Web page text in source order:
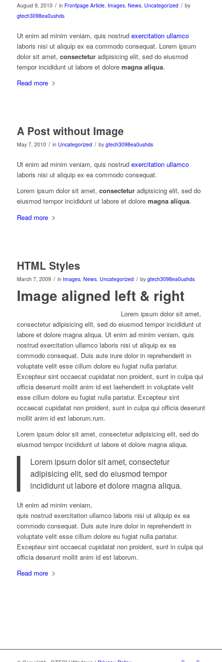
August 9, 2010 / in Frontpage Article, Images, News, Uncategorized / by
gtech3098ea0ushds
Ut enim ad minim veniam, quis nostrud exercitation ullamco
laboris nisi ut aliquip ex ea commodo consequat. Lorem ipsum
dolor sit amet, consecteturadipisicing elit, sed do eiusmod
tempor incididunt ut labore et dolore magna aliqua.
Read more
A Post without Image
May 7, 2010 / in Uncategorized / by gtech3098ea0ushds
Ut enim ad minim veniam, quis nostrud exercitation ullamco
laboris nisi ut aliquip ex ea commodo consequat.
Lorem ipsum dolor sit amet, consecteturadipisicing elit, sed do
eiusmod tempor incididunt ut labore et dolore magna aliqua.
Read more
HTML Styles
March 7, 2009 / in Images, News, Uncategorized / by gtech3098ea0ushds
Image aligned left & right
Lorem ipsum dolor sit amet,
consectetur adipisicing elit, sed do eiusmod tempor incididunt ut
labore et dolore magna aliqua. Ut enim ad minim veniam, quis
nostrud exercitation ullamco laboris nisi ut aliquip ex ea
commodo consequat. Duis aute irure dolor in reprehenderit in
voluptate velit esse cillum dolore eu fugiat nulla pariatur.
Excepteur sint occaecat cupidatat non proident, sunt in culpa qui
officia deserunt mollit anim id est laehenderit in voluptate velit
esse cillum dolore eu fugiat nulla pariatur. Excepteur sint
occaecat cupidatat non proident, sunt in culpa qui officia deserunt
mollit anim id est laborum.rum.
Lorem ipsum dolor sit amet, consectetur adipisicing elit, sed do
eiusmod tempor incididunt ut labore et dolore magna aliqua.
Lorem ipsum dolor sit amet, consectetur
adipisicing elit, sed do eiusmod tempor
incididunt ut labore et dolore magna aliqua.
Ut enim ad minim veniam,
quis nostrud exercitation ullamco laboris nisi ut aliquip ex ea
commodo consequat. Duis aute irure dolor in reprehenderit in
voluptate velit esse cillum dolore eu fugiat nulla pariatur.
Excepteur sint occaecat cupidatat non proident, sunt in culpa qui
officia deserunt mollit anim id est laborum.
Read more